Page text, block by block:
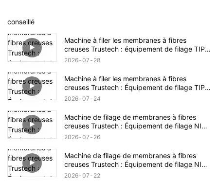
conseillé
Machine à filer les membranes à fibres
creuses Trustech : équipement de filage TIPS
dévoilé (17)
2026 07 28
Machine à filer les membranes à fibres
creuses Trustech : Équipement de filage TIPS
dévoilé (16)
2026 07 24
Machine de filage de membranes à fibres
creuses Trustech : Équipement de filage NIPS
dévoilé (18)
2026 07 26
Machine de filage de membranes à fibres
creuses Trustech : Équipement de filage NIPS
dévoilé (17)
2026 07 22